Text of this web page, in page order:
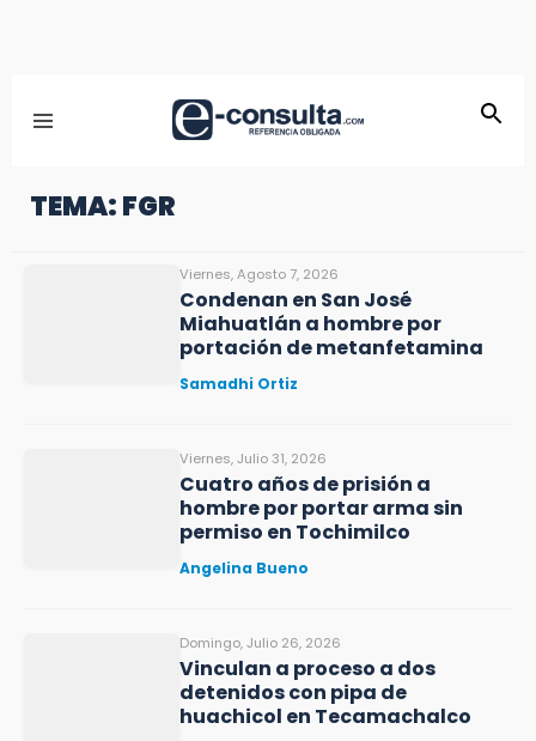
TEMA: FGR
Viernes, Agosto 7, 2026
Condenan en San José
Miahuatlán a hombre por
portación de metanfetamina
Samadhi Ortiz
Viernes, Julio 31, 2026
Cuatro años de prisión a
hombre por portar arma sin
permiso en Tochimilco
Angelina Bueno
Domingo, Julio 26, 2026
Vinculan a proceso a dos
detenidos con pipa de
huachicol en Tecamachalco